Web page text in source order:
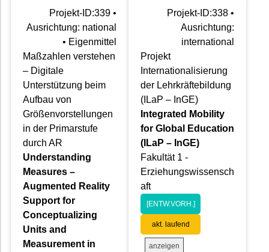
Projekt-ID:339 •
Ausrichtung: national
• Eigenmittel
Maßzahlen verstehen
– Digitale
Unterstützung beim
Aufbau von
Größenvorstellungen
in der Primarstufe
durch AR
Understanding
Measures –
Augmented Reality
Support for
Conceptualizing
Units and
Measurement in
Projekt-ID:338 •
Ausrichtung:
international
Projekt
Internationalisierung
der Lehrkräftebildung
(ILaP – InGE)
Integrated Mobility
for Global Education
(ILaP – InGE)
Fakultät 1 -
Erziehungswissensch
aft
[ENTW.VORH.]
akt. laufend
anzeigen